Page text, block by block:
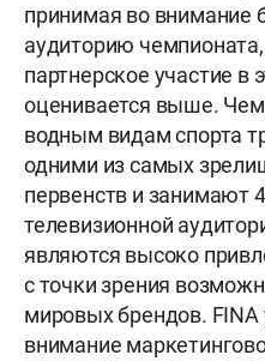
принимая во внимание
аудиторию
партнерское участие в
оценивается выше.
водным видам спорта
одними из самых
первенств и занимают
телевизионной
являются высоко
с точки зрения
мировых брендов. FINA
внимание